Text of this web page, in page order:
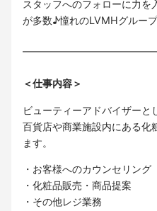
スタッフへのフォローに力を
が多数♪憧れのLVMHグループ
＜仕事内容＞
ビューティーアドバイザーと
百貨店や商業施設内にある化
ます。
・お客様へのカウンセリング
・化粧品販売・商品提案
・その他レジ業務